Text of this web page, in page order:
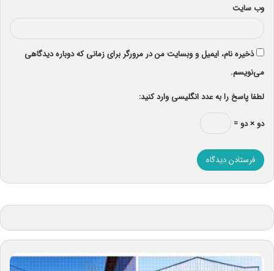
وب‌ سایت
ذخیره نام، ایمیل و وبسایت من در مرورگر برای زمانی که دوباره دیدگاهی
می‌نویسم.
لطفا پاسخ را به عدد انگلیسی وارد کنید:
دو × دو =